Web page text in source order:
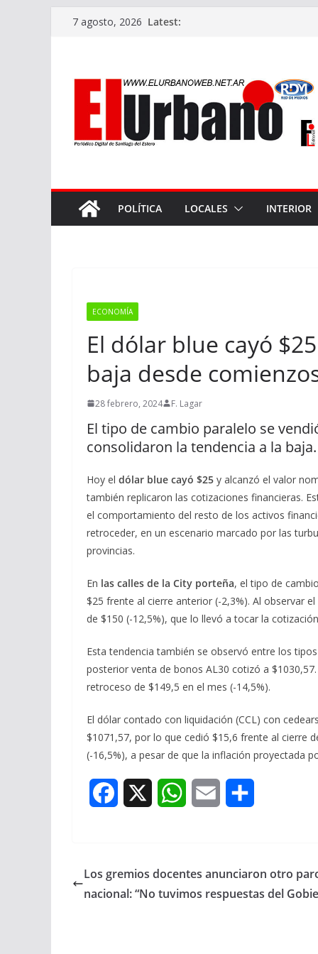
7 agosto, 2026 Latest:
POLÍTICA LOCALES INTERIOR
ECONOMÍA
El dólar blue cayó
baja desde
28 febrero, 2024 F. Lagar
El tipo de cambio paralelo se
consolidaron la tendencia a la baja.
Hoy el dólar blue cayó $25 y alcanzó el valor
también replicaron las cotizaciones financieras.
el comportamiento del resto de los activos
retroceder, en un escenario marcado por las
provincias.
En las calles de la City porteña, el tipo de
$25 frente al cierre anterior (-2,3%). Al observar
de $150 (-12,5%), que lo llevó a tocar la
Esta tendencia también se observó entre los
posterior venta de bonos AL30 cotizó a
retroceso de $149,5 en el mes (-14,5%).
El dólar contado con liquidación (CCL) con
$1071,57, por lo que cedió $15,6 frente al cierre
(-16,5%), a pesar de que la inflación proyectada
e
W
t
i
r
Los gremios docentes anunciaron otro
nacional: “No tuvimos respuestas del